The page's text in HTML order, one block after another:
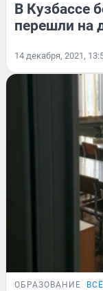
В Кузбассе
перешли на
14 декабря, 2021,
ОБРАЗОВАНИЕ